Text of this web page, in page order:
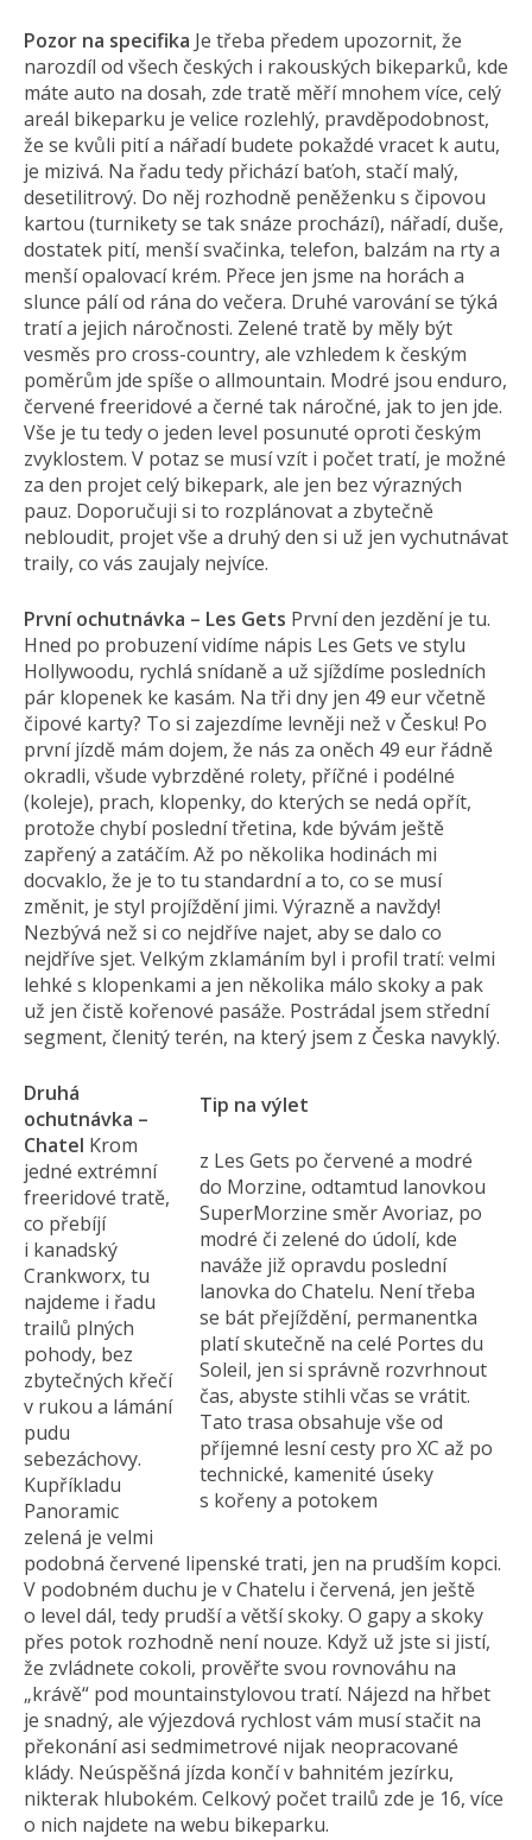
Pozor na specifika Je třeba předem upozornit, že
narozdíl od všech českých i rakouských bikeparků, kde
máte auto na dosah, zde tratě měří mnohem více, celý
areál bikeparku je velice rozlehlý, pravděpodobnost,
že se kvůli pití a nářadí budete pokaždé vracet k autu,
je mizivá. Na řadu tedy přichází baťoh, stačí malý,
desetilitrový. Do něj rozhodně peněženku s čipovou
kartou (turnikety se tak snáze prochází), nářadí, duše,
dostatek pití, menší svačinka, telefon, balzám na rty a
menší opalovací krém. Přece jen jsme na horách a
slunce pálí od rána do večera. Druhé varování se týká
tratí a jejich náročnosti. Zelené tratě by měly být
vesměs pro cross-country, ale vzhledem k českým
poměrům jde spíše o allmountain. Modré jsou enduro,
červené freeridové a černé tak náročné, jak to jen jde.
Vše je tu tedy o jeden level posunuté oproti českým
zvyklostem. V potaz se musí vzít i počet tratí, je možné
za den projet celý bikepark, ale jen bez výrazných
pauz. Doporučuji si to rozplánovat a zbytečně
nebloudit, projet vše a druhý den si už jen vychutnávat
traily, co vás zaujaly nejvíce.
První ochutnávka – Les Gets První den jezdění je tu.
Hned po probuzení vidíme nápis Les Gets ve stylu
Hollywoodu, rychlá snídaně a už sjíždíme posledních
pár klopenek ke kasám. Na tři dny jen 49 eur včetně
čipové karty? To si zajezdíme levněji než v Česku! Po
první jízdě mám dojem, že nás za oněch 49 eur řádně
okradli, všude vybrzděné rolety, příčné i podélné
(koleje), prach, klopenky, do kterých se nedá opřít,
protože chybí poslední třetina, kde bývám ještě
zapřený a zatáčím. Až po několika hodinách mi
docvaklo, že je to tu standardní a to, co se musí
změnit, je styl projíždění jimi. Výrazně a navždy!
Nezbývá než si co nejdříve najet, aby se dalo co
nejdříve sjet. Velkým zklamáním byl i profil tratí: velmi
lehké s klopenkami a jen několika málo skoky a pak
už jen čistě kořenové pasáže. Postrádal jsem střední
segment, členitý terén, na který jsem z Česka navyklý.
Tip na výlet
z Les Gets po červené a modré
do Morzine, odtamtud lanovkou
SuperMorzine směr Avoriaz, po
modré či zelené do údolí, kde
naváže již opravdu poslední
lanovka do Chatelu. Není třeba
se bát přejíždění, permanentka
platí skutečně na celé Portes du
Soleil, jen si správně rozvrhnout
čas, abyste stihli včas se vrátit.
Tato trasa obsahuje vše od
příjemné lesní cesty pro XC až po
technické, kamenité úseky
s kořeny a potokem
Druhá
ochutnávka –
Chatel Krom
jedné extrémní
freeridové tratě,
co přebíjí
i kanadský
Crankworx, tu
najdeme i řadu
trailů plných
pohody, bez
zbytečných křečí
v rukou a lámání
pudu
sebezáchovy.
Kupříkladu
Panoramic
zelená je velmi
podobná červené lipenské trati, jen na prudším kopci.
V podobném duchu je v Chatelu i červená, jen ještě
o level dál, tedy prudší a větší skoky. O gapy a skoky
přes potok rozhodně není nouze. Když už jste si jistí,
že zvládnete cokoli, prověřte svou rovnováhu na
„krávě“ pod mountainstylovou tratí. Nájezd na hřbet
je snadný, ale výjezdová rychlost vám musí stačit na
překonání asi sedmimetrové nijak neopracované
klády. Neúspěšná jízda končí v bahnitém jezírku,
nikterak hlubokém. Celkový počet trailů zde je 16, více
o nich najdete na webu bikeparku.